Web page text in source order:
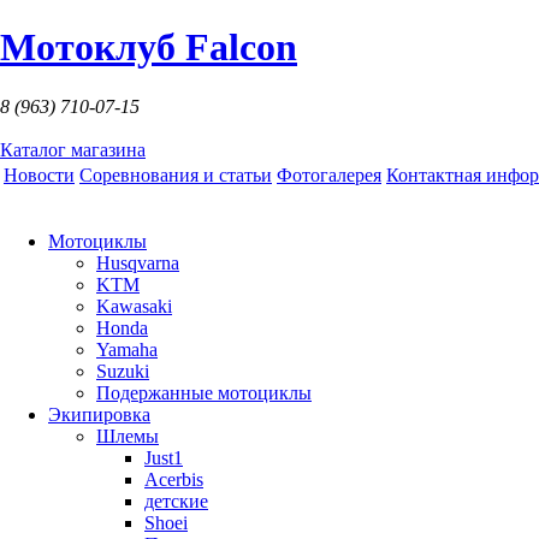
Мотоклуб Falcon
8 (963) 710-07-15
Каталог магазина
Новости Соревнования и статьи Фотогалерея Контактная
Мотоциклы
Husqvarna
KTM
Kawasaki
Honda
Yamaha
Suzuki
Подержанные мотоциклы
Экипировка
Шлемы
Just1
Acerbis
детские
Shoei